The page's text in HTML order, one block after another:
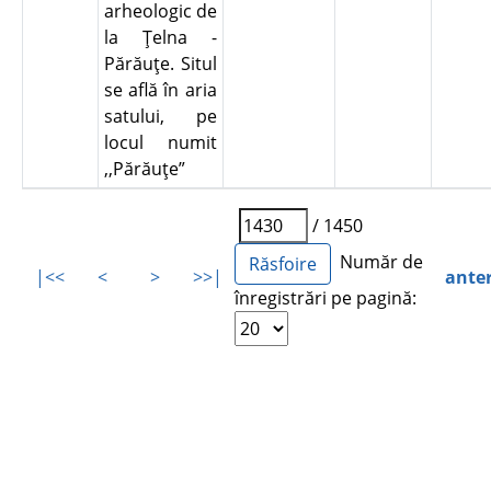
arheologic de
la Ţelna -
Părăuţe. Situl
se află în aria
satului, pe
locul numit
,,Părăuţe”
|<< < > >>|
/ 1450
Număr de
înregistrări pe pagină: